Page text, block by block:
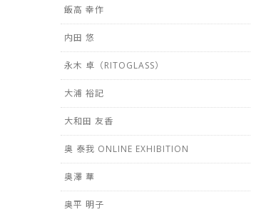
飯高 幸作
内田 悠
永木 卓（RITOGLASS）
大浦 裕記
大和田 友香
奥 泰我 ONLINE EXHIBITION
奥澤 華
奥平 明子